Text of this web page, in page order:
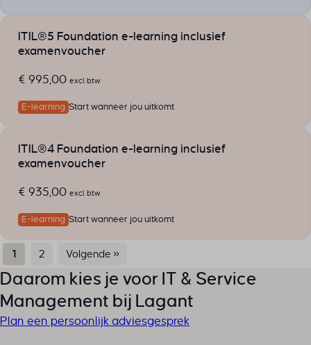
ITIL®5 Foundation e-learning inclusief
examenvoucher
€ 995,00 excl. btw
E-learning Start wanneer jou uitkomt
ITIL®4 Foundation e-learning inclusief
examenvoucher
€ 935,00 excl. btw
E-learning Start wanneer jou uitkomt
1 2 Volgende »
Daarom kies je voor IT & Service
Management bij Lagant
Plan een persoonlijk adviesgesprek